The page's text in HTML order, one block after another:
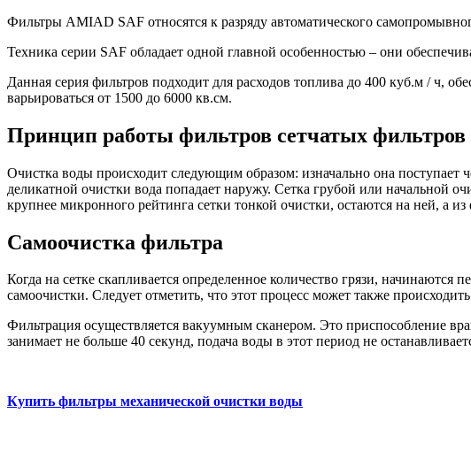
Фильтры AMIAD SAF относятся к разряду автоматического
Техника серии SAF обладает одной главной особенностью – они
Данная серия фильтров подходит для расходов топлива до 400 куб.м / ч,
варьироваться от 1500 до 6000 кв.см.
Принцип работы фильтров сетчатых фильтров
Очистка воды происходит следующим образом: изначально она поступает
деликатной очистки вода попадает наружу. Сетка грубой или начальной
крупнее микронного рейтинга сетки тонкой очистки, остаются на ней, а
Самоочистка фильтра
Когда на сетке скапливается определенное количество грязи,
самоочистки. Следует отметить, что этот процесс может также
Фильтрация осуществляется вакуумным сканером. Это приспособление
занимает не больше 40 секунд, подача воды в этот период не
Купить фильтры механической очистки воды